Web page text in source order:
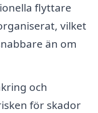
flyttare
vilket
än om
och
för skador